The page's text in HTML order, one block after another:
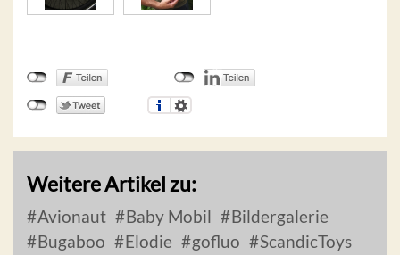
Weitere Artikel zu:
Avionaut Baby Mobil
Bildergalerie
Bugaboo
Elodie gofluo
ScandicToys